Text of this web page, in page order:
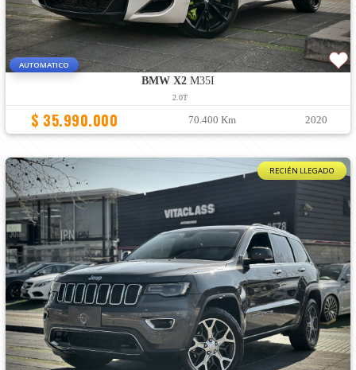
AUTOMATICO
BMW X2M35I
2.0T
$ 35.990.000 70.400 Km 2020
RECIÉN LLEGADO